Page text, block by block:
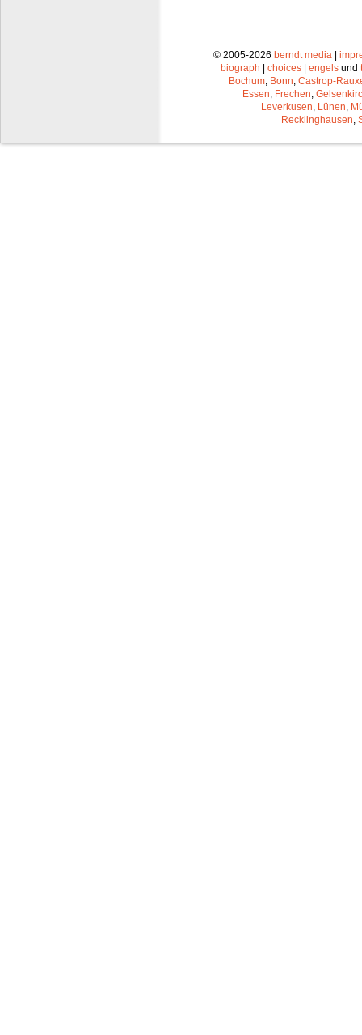
© 2005-2026 berndt media |
biograph | choices | engels und
Bochum Bonn Castrop-
Essen Frechen
Leverkusen Lünen
Recklinghausen